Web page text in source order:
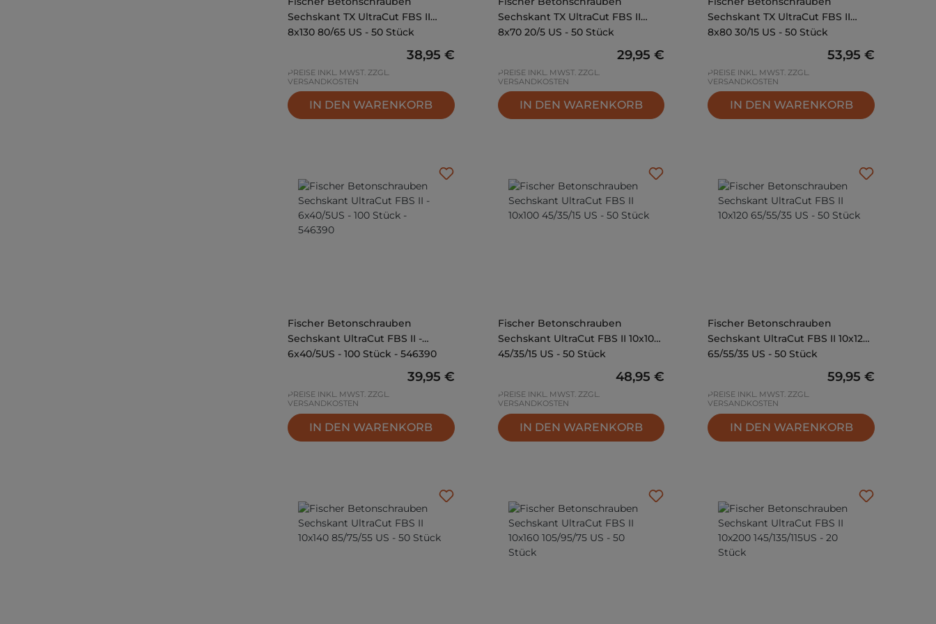
Sechskant TX UltraCut FBS II
8x130 80/65 US - 50 Stück
Regulärer Preis:
38,95 €
PREISE INKL. MWST. ZZGL.
VERSANDKOSTEN
IN DEN WARENKORB
Sechskant TX UltraCut FBS II
8x70 20/5 US - 50 Stück
Regulärer Preis:
29,95 €
PREISE INKL. MWST. ZZGL.
VERSANDKOSTEN
IN DEN WARENKORB
Sechskant TX UltraCut FBS II
8x80 30/15 US - 50 Stück
Regulärer Preis:
53,95 €
PREISE INKL. MWST. ZZGL.
VERSANDKOSTEN
IN DEN WARENKORB
Fischer Betonschrauben
Sechskant UltraCut FBS II -
6x40/5US - 100 Stück - 546390
Regulärer Preis:
39,95 €
PREISE INKL. MWST. ZZGL.
VERSANDKOSTEN
IN DEN WARENKORB
Fischer Betonschrauben
Sechskant UltraCut FBS II 10x100
45/35/15 US - 50 Stück
Regulärer Preis:
48,95 €
PREISE INKL. MWST. ZZGL.
VERSANDKOSTEN
IN DEN WARENKORB
Fischer Betonschrauben
Sechskant UltraCut FBS II 10x120
65/55/35 US - 50 Stück
Regulärer Preis:
59,95 €
PREISE INKL. MWST. ZZGL.
VERSANDKOSTEN
IN DEN WARENKORB